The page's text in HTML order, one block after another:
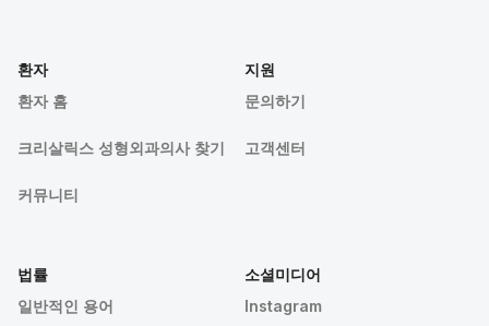
환자
환자 홈
크리살릭스 성형외과의사 찾기
커뮤니티
지원
문의하기
고객센터
법률
일반적인 용어
소셜미디어
Instagram